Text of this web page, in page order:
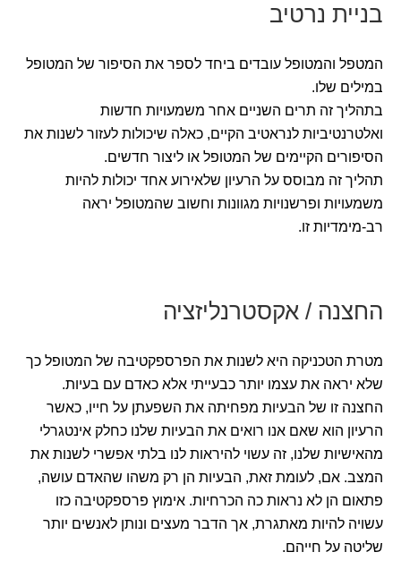
בניית נרטיב
המטפל והמטופל עובדים ביחד לספר את הסיפור של המטופל
במילים שלו.
בתהליך זה תרים השניים אחר משמעויות חדשות
ואלטרנטיביות לנראטיב הקיים, כאלה שיכולות לעזור לשנות את
הסיפורים הקיימים של המטופל או ליצור חדשים.
תהליך זה מבוסס על הרעיון שלאירוע אחד יכולות להיות
משמעויות ופרשנויות מגוונות וחשוב שהמטופל יראה
רב-מימדיות זו.
החצנה / אקסטרנליזציה
מטרת הטכניקה היא לשנות את הפרספקטיבה של המטופל כך
שלא יראה את עצמו יותר כבעייתי אלא כאדם עם בעיות.
החצנה זו של הבעיות מפחיתה את השפעתן על חייו, כאשר
הרעיון הוא שאם אנו רואים את הבעיות שלנו כחלק אינטגרלי
מהאישיות שלנו, זה עשוי להיראות לנו בלתי אפשרי לשנות את
המצב. אם, לעומת זאת, הבעיות הן רק משהו שהאדם עושה,
פתאום הן לא נראות כה הכרחיות. אימוץ פרספקטיבה כזו
עשויה להיות מאתגרת, אך הדבר מעצים ונותן לאנשים יותר
שליטה על חייהם.